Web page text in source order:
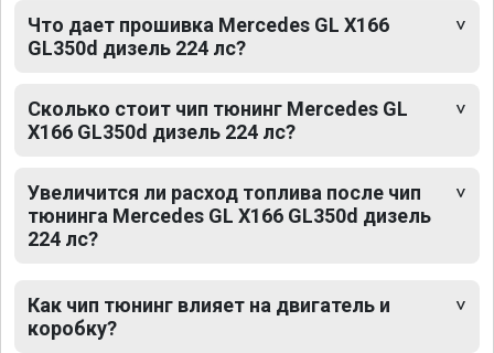
Что дает прошивка Mercedes GL X166
GL350d дизель 224 лс?
Сколько стоит чип тюнинг Mercedes GL
X166 GL350d дизель 224 лс?
Увеличится ли расход топлива после чип
тюнинга Mercedes GL X166 GL350d дизель
224 лс?
Как чип тюнинг влияет на двигатель и
коробку?